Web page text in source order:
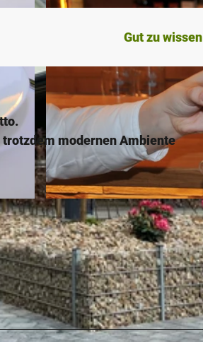
© Hotel Restaurant Grünwalde | CC-BY-SA
Gut zu wissen
modernen Ambiente